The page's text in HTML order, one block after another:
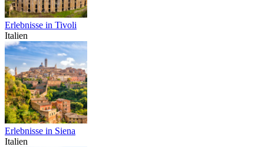
Erlebnisse in Tivoli
Italien
Erlebnisse in Siena
Italien